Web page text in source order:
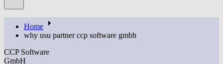
Home
why usu partner ccp software gmbh
CCP Software
GmbH